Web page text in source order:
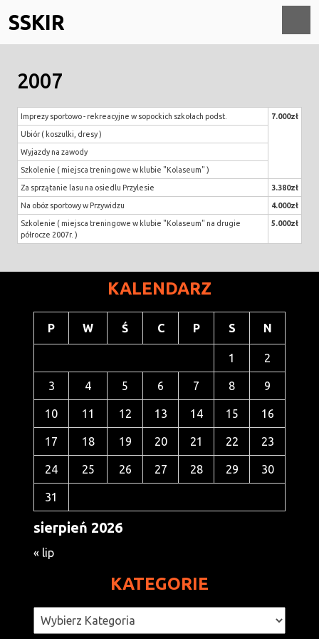
to
content
SSKIR
2007
Imprezy sportowo - rekreacyjne w sopockich szkołach podst. 7.000zł
Ubiór ( koszulki, dresy )
Wyjazdy na zawody
Szkolenie ( miejsca treningowe w klubie "Kolaseum" )
Za sprzątanie lasu na osiedlu Przylesie 3.380zł
Na obóz sportowy w Przywidzu 4.000zł
Szkolenie ( miejsca treningowe w klubie "Kolaseum" na drugie
półrocze 2007r. )
5.000zł
KALENDARZ
sierpień 2026
P W Ś C P S N
1 2
3 4 5 6 7 8 9
10 11 12 13 14 15 16
17 18 19 20 21 22 23
24 25 26 27 28 29 30
31
« lip
KATEGORIE
Kategorie